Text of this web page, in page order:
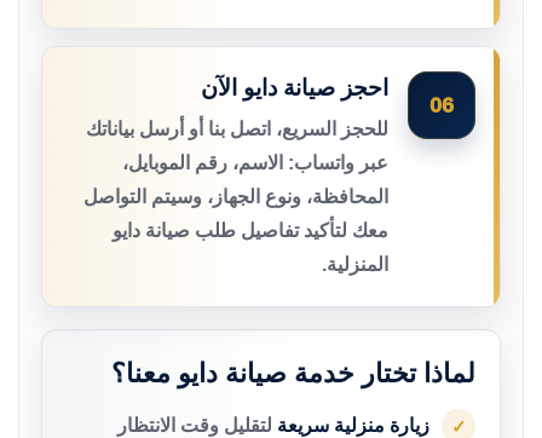
06
احجز صيانة دايو الآن
للحجز السريع، اتصل بنا أو أرسل بياناتك
عبر واتساب: الاسم، رقم الموبايل،
المحافظة، ونوع الجهاز، وسيتم التواصل
معك لتأكيد تفاصيل طلب صيانة دايو
المنزلية.
لماذا تختار خدمة صيانة دايو معنا؟
✓ زيارة منزلية سريعة لتقليل وقت الانتظار